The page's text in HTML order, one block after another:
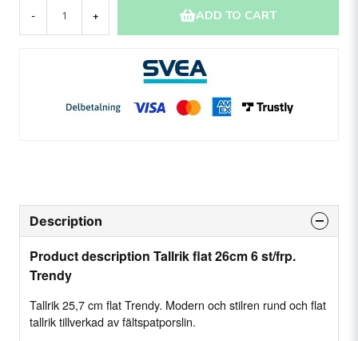
- + ADD TO CART
Description
Product description Tallrik flat 26cm 6 st/frp.
Trendy
Tallrik 25,7 cm flat Trendy. Modern och stilren rund och flat
tallrik tillverkad av fältspatporslin.